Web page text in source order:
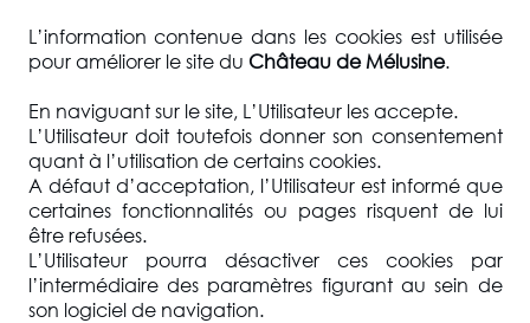
L’information contenue dans les cookies est utilisée
pour améliorer le site du Château de Mélusine.
En naviguant sur le site, L’Utilisateur les accepte.
L’Utilisateur doit toutefois donner son consentement
quant à l’utilisation de certains cookies.
A défaut d’acceptation, l’Utilisateur est informé que
certaines fonctionnalités ou pages risquent de lui
être refusées.
L’Utilisateur pourra désactiver ces cookies par
l’intermédiaire des paramètres figurant au sein de
son logiciel de navigation.